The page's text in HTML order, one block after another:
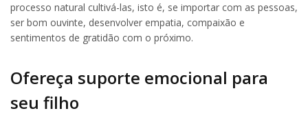
processo natural cultivá-las, isto é, se importar com as pessoas,
ser bom ouvinte, desenvolver empatia, compaixão e
sentimentos de gratidão com o próximo.
Ofereça suporte emocional para
seu filho